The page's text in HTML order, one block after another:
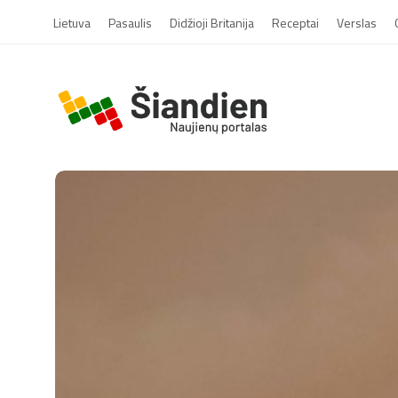
Lietuva Pasaulis Didžioji Britanija Receptai Verslas
S
a